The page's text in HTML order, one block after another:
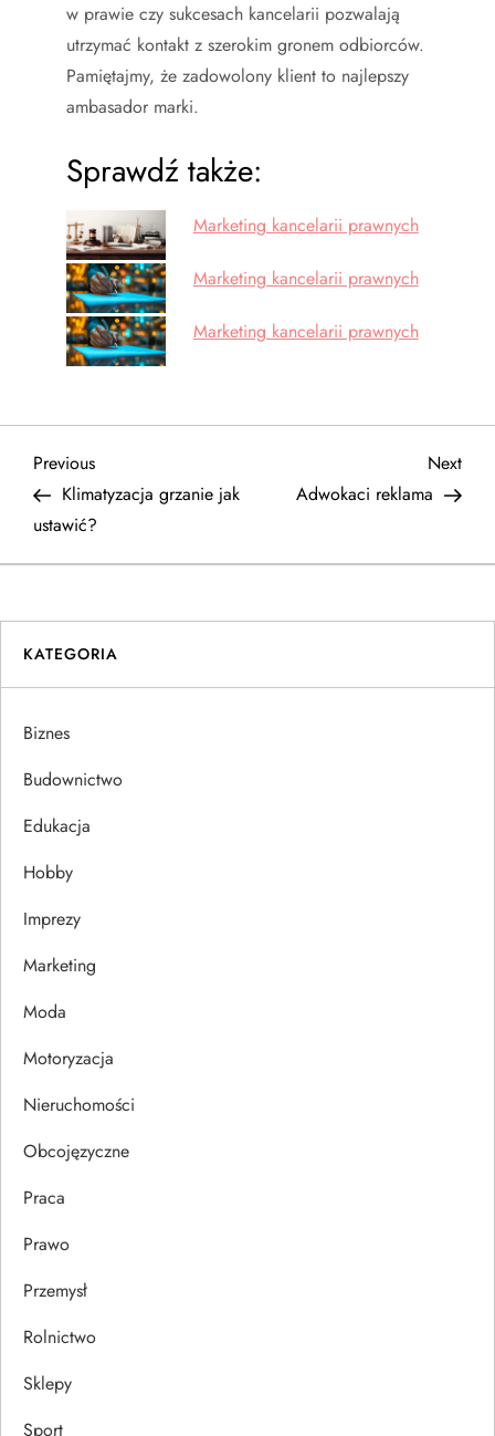
w prawie czy sukcesach kancelarii pozwalają
utrzymać kontakt z szerokim gronem odbiorców.
Pamiętajmy, że zadowolony klient to najlepszy
ambasador marki.
Sprawdź także:
Marketing kancelarii prawnych
Marketing kancelarii prawnych
Marketing kancelarii prawnych
N
a
w
i
g
a
c
j
a
w
p
i
s
u
Previous
Post
Previous
Klimatyzacja grzanie jak
ustawić?
Next
Post
Next
Adwokaci reklama
KATEGORIA
Biznes
Budownictwo
Edukacja
Hobby
Imprezy
Marketing
Moda
Motoryzacja
Nieruchomości
Obcojęzyczne
Praca
Prawo
Przemysł
Rolnictwo
Sklepy
Sport